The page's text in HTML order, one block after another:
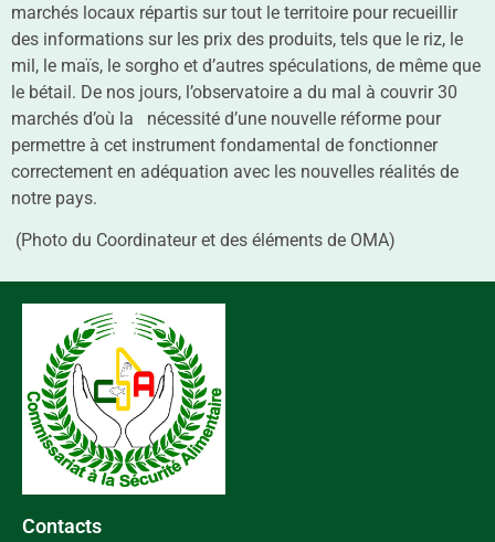
marchés locaux répartis sur tout le territoire pour recueillir
des informations sur les prix des produits, tels que le riz, le
mil, le maïs, le sorgho et d’autres spéculations, de même que
le bétail. De nos jours, l’observatoire a du mal à couvrir 30
marchés d’où la nécessité d’une nouvelle réforme pour
permettre à cet instrument fondamental de fonctionner
correctement en adéquation avec les nouvelles réalités de
notre pays.
(Photo du Coordinateur et des éléments de OMA)
Contacts